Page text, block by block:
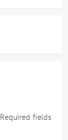
Required fields